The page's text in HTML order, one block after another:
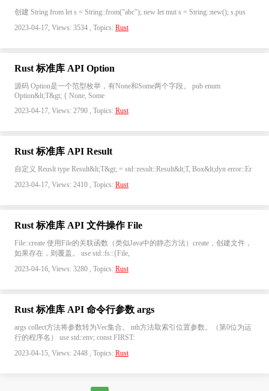
创建 String from let s = String::from("abc"); new let mut s = String::new(); s.pus
2023-04-17, Views: 3534 , Topics: Rust
Rust 标准库 API Option
源码 Option是一个范型枚举，有None和Some两个字段。 pub enum
Option&lt;T&gt; { None, Some
2023-04-17, Views: 2790 , Topics: Rust
Rust 标准库 API Result
自定义 Reuslt type Result&lt;T&gt; = std::result::Result&lt;T, Box&lt;dyn error::Er
2023-04-17, Views: 2410 , Topics: Rust
Rust 标准库 API 文件操作 File
File::create 使用File的关联函数（类似Java中的静态方法）create，创建文件，
如果存在，则覆盖。 use std::fs::{File,
2023-04-16, Views: 3280 , Topics: Rust
Rust 标准库 API 命令行参数 args
args collect方法将参数转为Vec集合。 nth方法取索引位置参数。（第0位为运
行的程序名） use std::env; const FIRST:
2023-04-15, Views: 2448 , Topics: Rust